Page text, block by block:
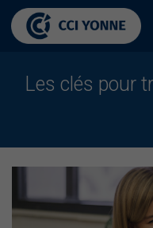
Les clés pour